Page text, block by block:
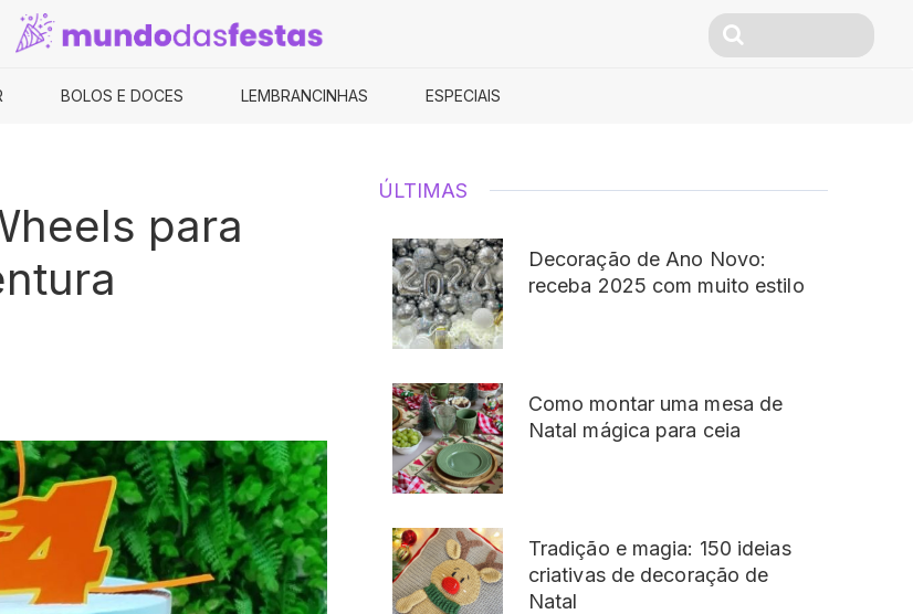
BOLOS E DOCES LEMBRANCINHAS ESPECIAIS
para
ÚLTIMAS
Decoração de Ano Novo:
receba 2025 com muito estilo
Como montar uma mesa de
Natal mágica para ceia
Tradição e magia: 150 ideias
criativas de decoração de
Natal